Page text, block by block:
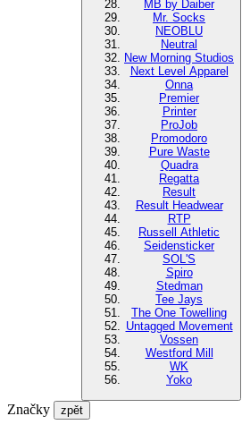
MB by Daiber
Mr. Socks
NEOBLU
Neutral
New Morning Studios
Next Level Apparel
Onna
Premier
Printer
ProJob
Promodoro
Pure Waste
Quadra
Regatta
Result
Result Headwear
RTP
Russell Athletic
Seidensticker
SOL'S
Spiro
Stedman
Tee Jays
The One Towelling
Untagged Movement
Vossen
Westford Mill
WK
Yoko
Značky zpět